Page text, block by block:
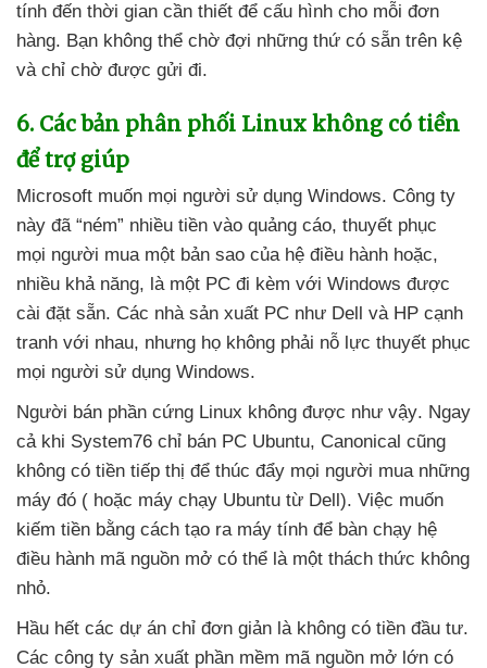
tính đến thời gian cần thiết để cấu hình cho mỗi đơn
hàng. Bạn không thể chờ đợi những thứ có sẵn trên kệ
và chỉ chờ được gửi đi.
6. Các bản phân phối Linux không có tiền
để trợ giúp
Microsoft muốn mọi người sử dụng Windows. Công ty
này đã “ném” nhiều tiền vào quảng cáo, thuyết phục
mọi người mua một bản sao của hệ điều hành hoặc,
nhiều khả năng, là một PC đi kèm với Windows được
cài đặt sẵn. Các nhà sản xuất PC như Dell và HP cạnh
tranh với nhau, nhưng họ không phải nỗ lực thuyết phục
mọi người sử dụng Windows.
Người bán phần cứng Linux không được như vậy. Ngay
cả khi System76 chỉ bán PC Ubuntu, Canonical cũng
không có tiền tiếp thị để thúc đẩy mọi người mua những
máy đó ( hoặc máy chạy Ubuntu từ Dell). Việc muốn
kiếm tiền bằng cách tạo ra máy tính để bàn chạy hệ
điều hành mã nguồn mở có thể là một thách thức không
nhỏ.
Hầu hết các dự án chỉ đơn giản là không có tiền đầu tư.
Các công ty sản xuất phần mềm mã nguồn mở lớn có